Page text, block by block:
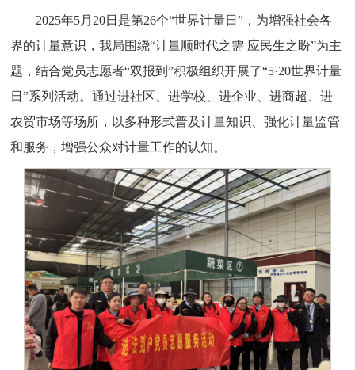
2025年5月20日是第26个“世界计量日”，为增强社会各
界的计量意识，我局围绕“计量顺时代之需 应民生之盼”为主
题，结合党员志愿者“双报到”积极组织开展了“5·20世界计量
日”系列活动。通过进社区、进学校、进企业、进商超、进
农贸市场等场所，以多种形式普及计量知识、强化计量监管
和服务，增强公众对计量工作的认知。